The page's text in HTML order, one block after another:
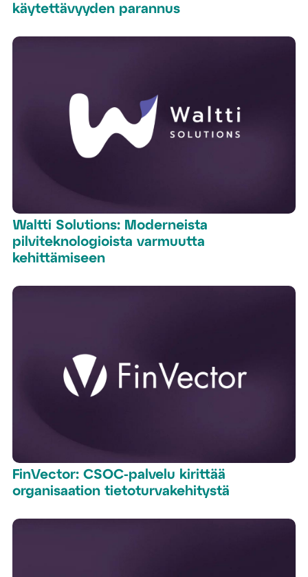
käytettävyyden parannus
Waltti Solutions: Moderneista
pilviteknologioista varmuutta
kehittämiseen
FinVector: CSOC-palvelu kirittää
organisaation tietoturvakehitystä